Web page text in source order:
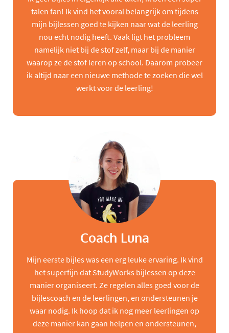
talen fan! Ik vind het vooral belangrijk om tijdens
mijn bijlessen goed te kijken naar wat de leerling
nou echt nodig heeft. Vaak ligt het probleem
namelijk niet bij de stof zelf, maar bij de manier
waarop ze de stof leren op school. Daarom probeer
ik altijd naar een nieuwe methode te zoeken die wel
werkt voor de leerling!
Coach Luna
Mijn eerste bijles was een erg leuke ervaring. Ik vind
het superfijn dat StudyWorks bijlessen op deze
manier organiseert. Ze regelen alles goed voor de
bijlescoach en de leerlingen, en ondersteunen je
waar nodig. Ik hoop dat ik nog meer leerlingen op
deze manier kan gaan helpen en ondersteunen,